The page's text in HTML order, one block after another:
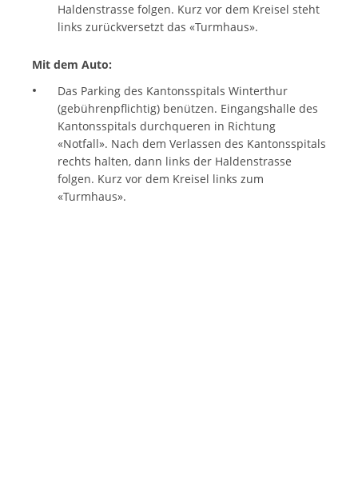
Haldenstrasse folgen. Kurz vor dem Kreisel steht
links zurückversetzt das «Turmhaus».
Mit dem Auto:
Das Parking des Kantonsspitals Winterthur
(gebührenpflichtig) benützen. Eingangshalle des
Kantonsspitals durchqueren in Richtung
«Notfall». Nach dem Verlassen des Kantonsspitals
rechts halten, dann links der Haldenstrasse
folgen. Kurz vor dem Kreisel links zum
«Turmhaus».